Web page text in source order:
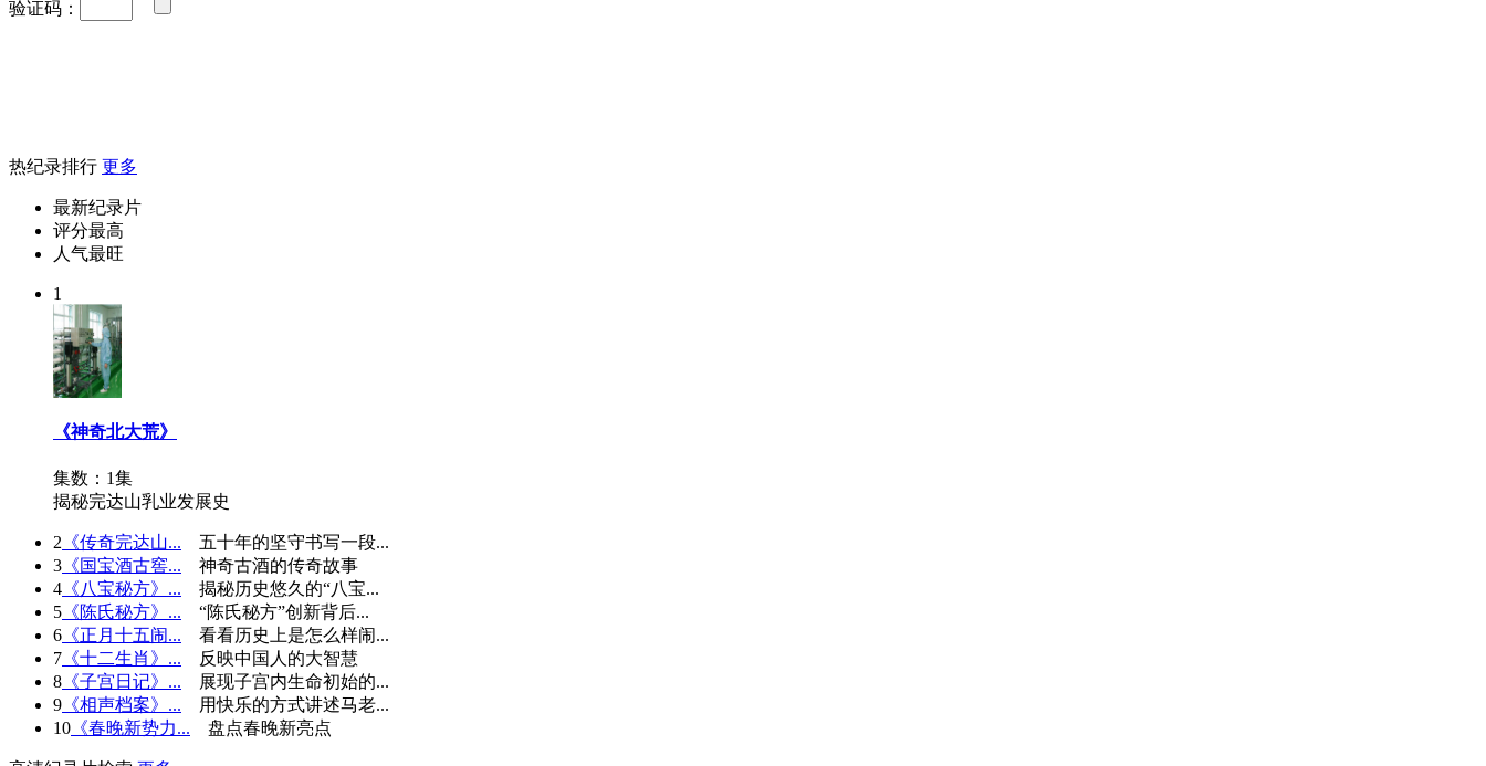
验证码：
热纪录排行 更多
最新纪录片
评分最高
人气最旺
1
《神奇北大荒》
集数：1集
揭秘完达山乳业发展史
2 《传奇完达山...
五十年的坚守书写一段...
3 《国宝酒古窖...
神奇古酒的传奇故事
4 《八宝秘方》...
揭秘历史悠久的“八宝...
5 《陈氏秘方》...
“陈氏秘方”创新背后...
6 《正月十五闹...
看看历史上是怎么样闹...
7 《十二生肖》...
反映中国人的大智慧
8 《子宫日记》...
展现子宫内生命初始的...
9 《相声档案》...
用快乐的方式讲述马老...
10 《春晚新势力... 盘点春晚新亮点